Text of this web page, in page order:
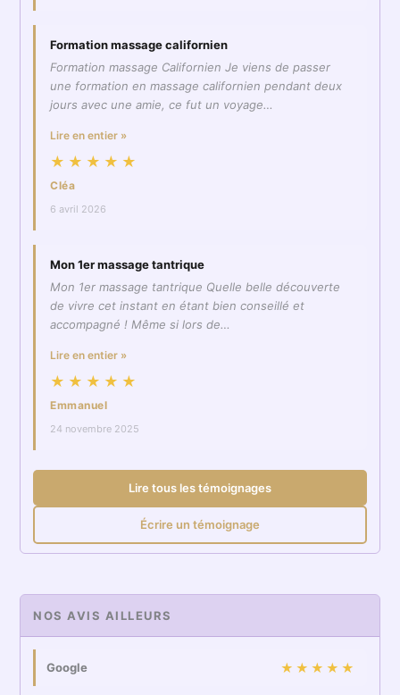
Formation massage californien
Formation massage Californien Je viens de passer
une formation en massage californien pendant deux
jours avec une amie, ce fut un voyage…
Lire en entier »
★★★★★
Cléa
6 avril 2026
Mon 1er massage tantrique
Mon 1er massage tantrique Quelle belle découverte
de vivre cet instant en étant bien conseillé et
accompagné ! Même si lors de…
Lire en entier »
★★★★★
Emmanuel
24 novembre 2025
Lire tous les témoignages
Écrire un témoignage
NOS AVIS AILLEURS
Google ★★★★★